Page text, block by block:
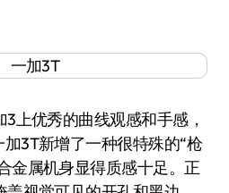
优秀的曲线观感和手感，
3T新增了一种很特殊的“枪
金属机身显得质感十足。正